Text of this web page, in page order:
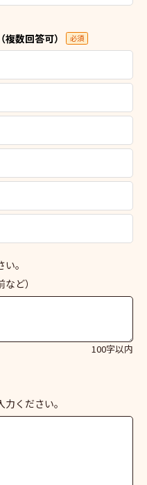
数回答可） 必須
。
ど）
100字以内
ください。